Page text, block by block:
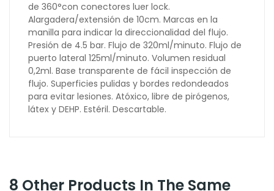
de 360°con conectores luer lock.
Alargadera/extensión de 10cm. Marcas en la
manilla para indicar la direccionalidad del flujo.
Presión de 4.5 bar. Flujo de 320ml/minuto. Flujo de
puerto lateral 125ml/minuto. Volumen residual
0,2ml. Base transparente de fácil inspección de
flujo. Superficies pulidas y bordes redondeados
para evitar lesiones. Atóxico, libre de pirógenos,
látex y DEHP. Estéril. Descartable.
8 Other Products In The Same